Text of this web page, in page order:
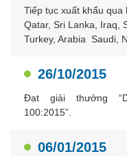
Tiếp tục xuất khẩu
Qatar, Sri Lanka, Iraq,
Turkey, Arabia Saudi,
26/10/2015
Đạt giải thưởng
100:2015”.
06/01/2015